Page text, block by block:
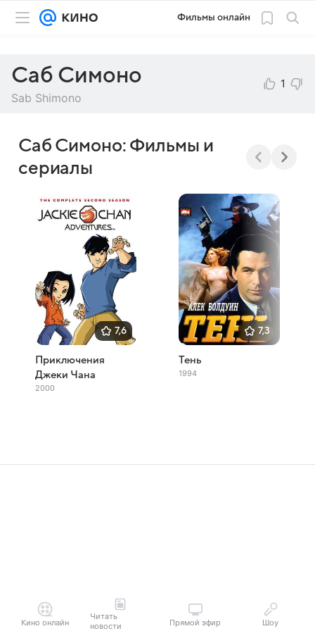
Фильмы онлайн
Саб Симоно
Sab Shimono
1
Саб Симоно: Фильмы и
сериалы
7,6
Приключения
Джеки Чана
2000
7,3
Тень
1994
Кино онлайн
Читать
новости
Прямой эфир Шоу